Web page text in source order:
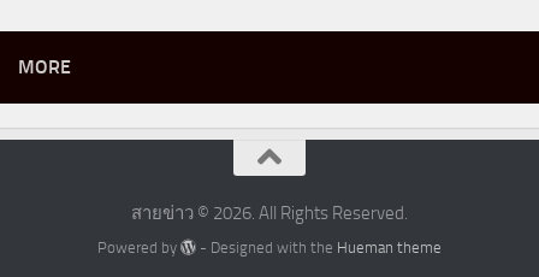
MORE
สายข่าว © 2026. All Rights Reserved.
Powered by - Designed with the Hueman theme